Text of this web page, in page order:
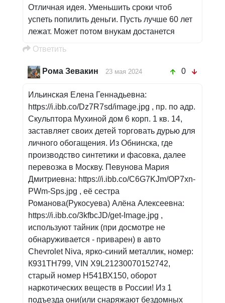
Отличная идея. Уменьшить сроки чтоб
успеть попилить деньги. Пусть лучше 60 лет
лежат. Может потом внукам достанется
Oтветить
Рома Зевакин 23 мая 2024 0
Ильинская Елена Геннадьевна:
https://i.ibb.co/Dz7R7sd/image.jpg , пр. по адр.
Скульптора Мухиной дом 6 корп. 1 кв. 14,
заставляет своих детей торговать дурью для
личного обогащения. Из Обнинска, где
производство синтетики и фасовка, далее
перевозка в Москву. Певунова Мария
Дмитриевна: https://i.ibb.co/C6G7KJm/OP7xn-
PWm-Sps.jpg , её сестра
Романова(Рукосуева) Алёна Алексеевна:
https://i.ibb.co/3kfbcJD/get-Image.jpg ,
используют тайник (при досмотре не
обнаруживается - приварен) в авто
Chevrolet Niva, ярко-синий металлик, номер:
К931ТН799, VIN X9L21230070152742,
старый номер Н541ВХ150, оборот
наркотических веществ в России! Из 1
подъезда они(или снаряжают бездомных